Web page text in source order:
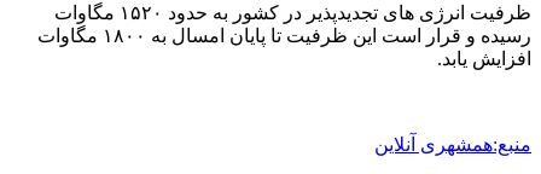
ظرفیت انرژی های تجدیدپذیر در کشور به حدود ۱۵۲۰ مگاوات
رسیده و قرار است این ظرفیت تا پایان امسال به ۱۸۰۰ مگاوات
افزایش یابد.
منبع:همشهری آنلاین